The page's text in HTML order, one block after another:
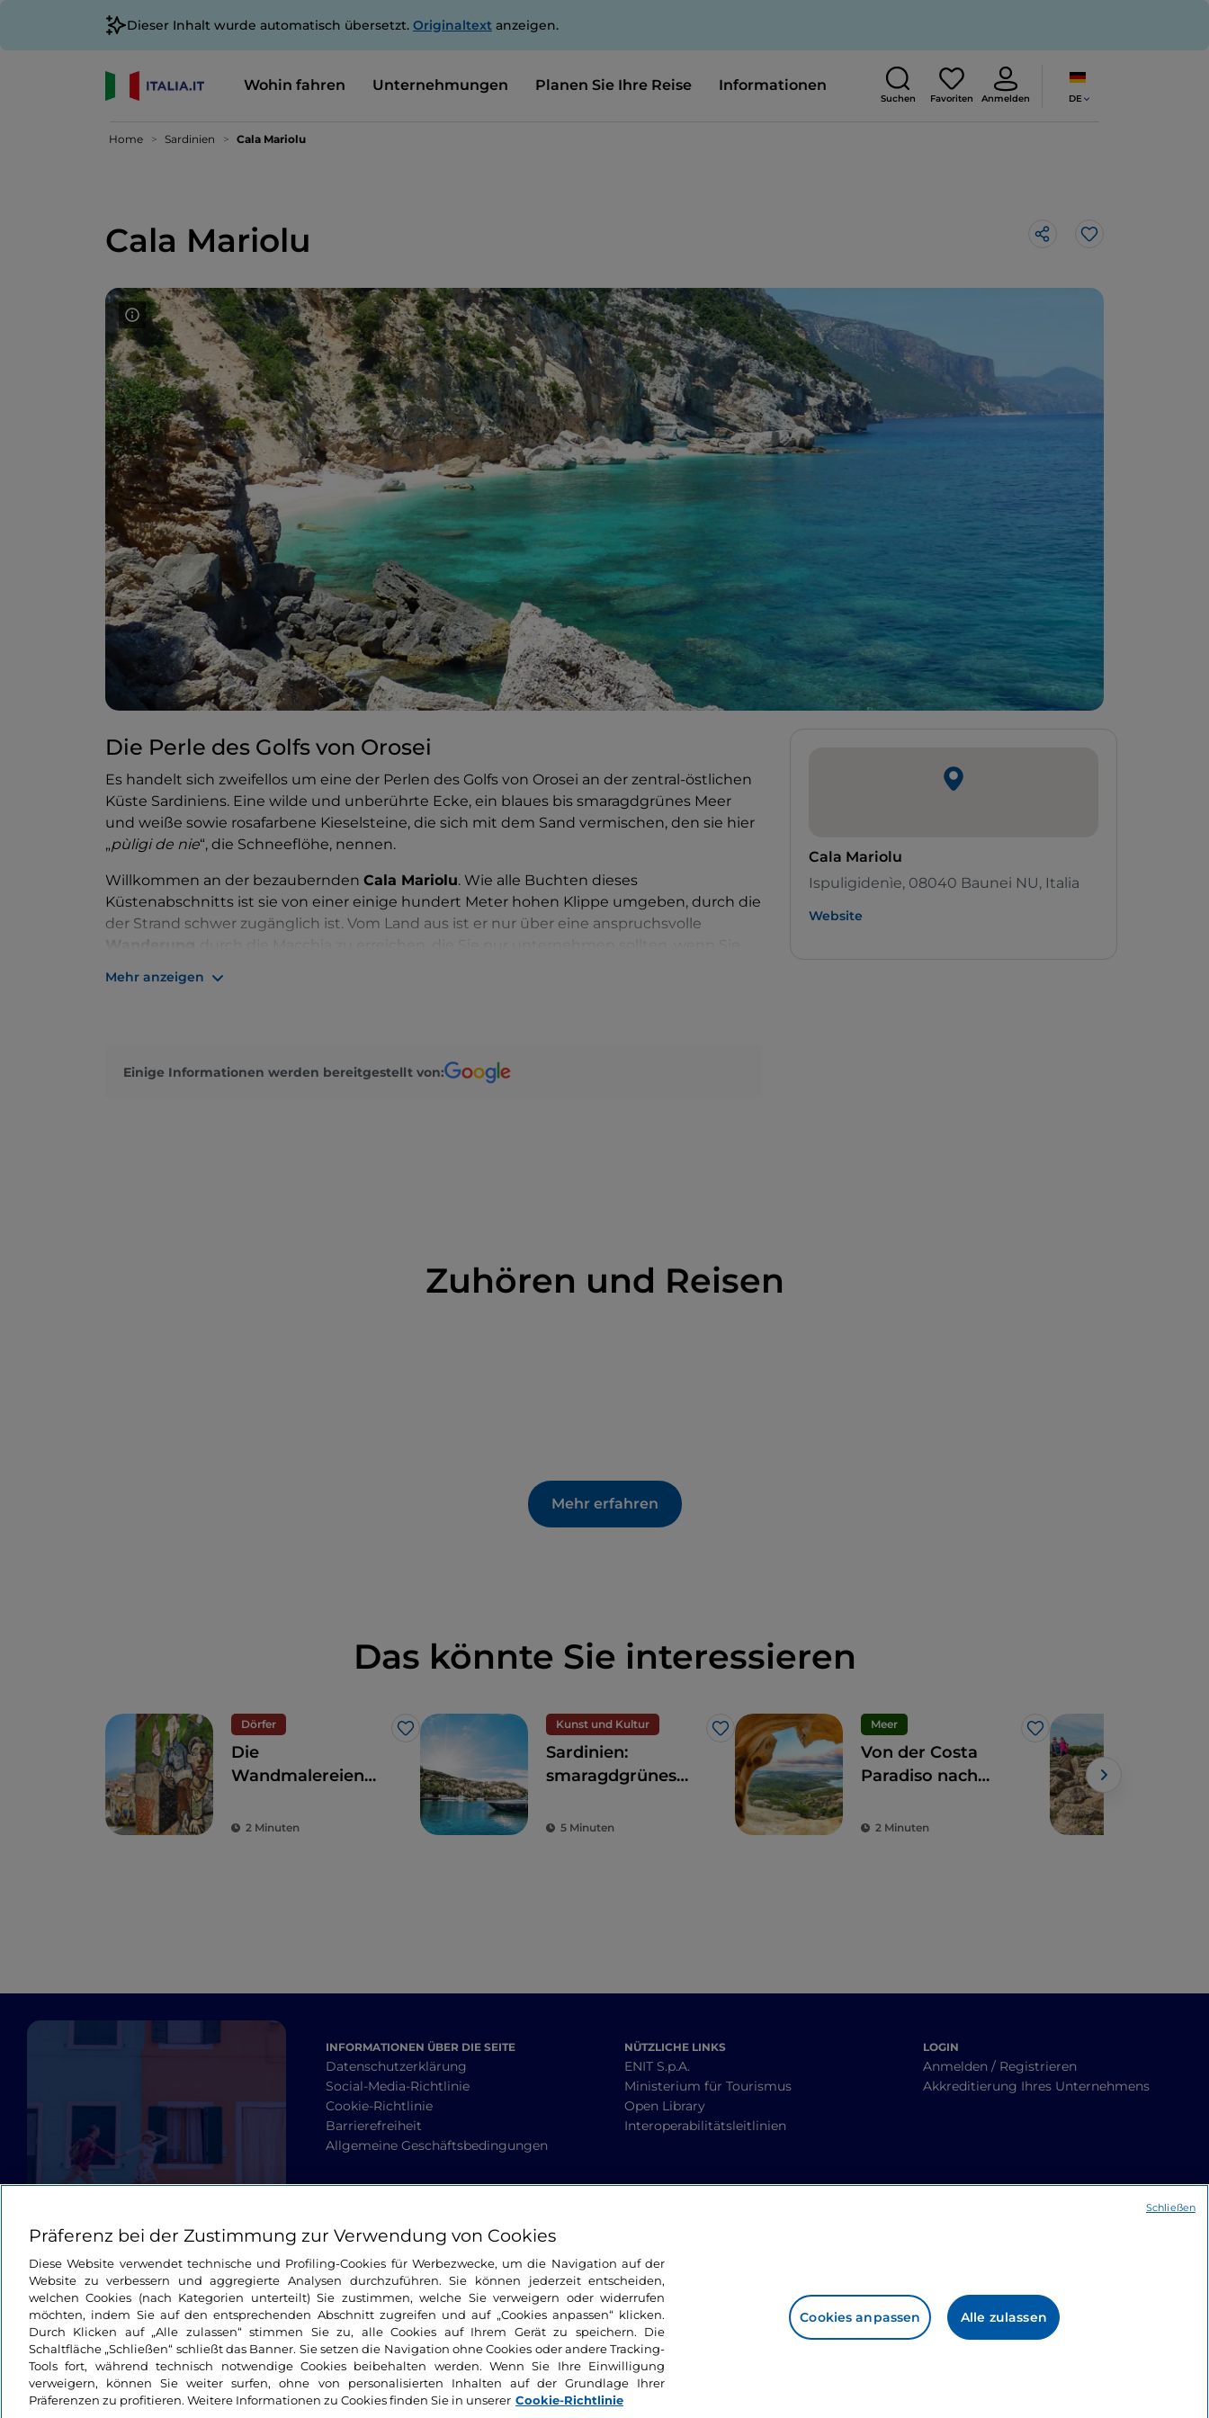
Dieser Inhalt wurde automatisch übersetzt. Originaltext anzeigen.
Wohin fahren Unternehmungen Planen Sie Ihre Reise Informationen
Suchen Favoriten Anmelden DE
Home Sardinien Cala Mariolu
Cala Mariolu Like
Die Perle des Golfs von Orosei
Es handelt sich zweifellos um eine der Perlen des Golfs von Orosei an der zentral-östlichen
Küste Sardiniens. Eine wilde und unberührte Ecke, ein blaues bis smaragdgrünes Meer
und weiße sowie rosafarbene Kieselsteine, die sich mit dem Sand vermischen, den sie hier
„pùligi de nie“, die Schneeflöhe, nennen.
Willkommen an der bezaubernden Cala Mariolu. Wie alle Buchten dieses
Küstenabschnitts ist sie von einer einige hundert Meter hohen Klippe umgeben, durch die
der Strand schwer zugänglich ist. Vom Land aus ist er nur über eine anspruchsvolle
anzusteuern, die von den nahe gelegenen Häfen von Arbatax, Cala Gonone oder
in absoluter Ruhe oder zumSchnorcheln, um Ihnen die zahlreichen Wunder der
Unterwasserwelt zu zeigen. Dabei werden Sie vielleicht von einem Wanderfalken oder
Mehr anzeigen
Einige Informationen werden bereitgestellt von:
Cala Mariolu
Ispuligidenìe, 08040 Baunei NU, Italia
Website
Zuhören und Reisen
Mehr erfahren
Das könnte Sie interessieren
Dörfer
Like
Die
Wandmalereien
2 Minuten
Kunst und Kultur
Like
Sardinien:
smaragdgrünes
und tausendjährige
5 Minuten
Meer
Like
Von der Costa
Paradiso nach
Stränden und
2 Minuten
INFORMATIONEN ÜBER DIE SEITE
Datenschutzerklärung
Social-Media-Richtlinie
Cookie-Richtlinie
Barrierefreiheit
Allgemeine Geschäftsbedingungen
NÜTZLICHE LINKS
ENIT S.p.A.
Ministerium für Tourismus
Open Library
Interoperabilitätsleitlinien
LOGIN
Anmelden / Registrieren
Akkreditierung Ihres Unternehmens
Präferenz bei der Zustimmung zur Verwendung von Cookies
Diese Website verwendet technische und Profiling-Cookies für Werbezwecke, um die Navigation auf der
Website zu verbessern und aggregierte Analysen durchzuführen. Sie können jederzeit entscheiden,
welchen Cookies (nach Kategorien unterteilt) Sie zustimmen, welche Sie verweigern oder widerrufen
möchten, indem Sie auf den entsprechenden Abschnitt zugreifen und auf „Cookies anpassen“ klicken.
Durch Klicken auf „Alle zulassen“ stimmen Sie zu, alle Cookies auf Ihrem Gerät zu speichern. Die
Schaltfläche „Schließen“ schließt das Banner. Sie setzen die Navigation ohne Cookies oder andere Tracking-
Tools fort, während technisch notwendige Cookies beibehalten werden. Wenn Sie Ihre Einwilligung
verweigern, können Sie weiter surfen, ohne von personalisierten Inhalten auf der Grundlage Ihrer
Präferenzen zu profitieren. Weitere Informationen zu Cookies finden Sie in unserer Cookie-Richtlinie
Cookies anpassen Alle zulassen
Schließen